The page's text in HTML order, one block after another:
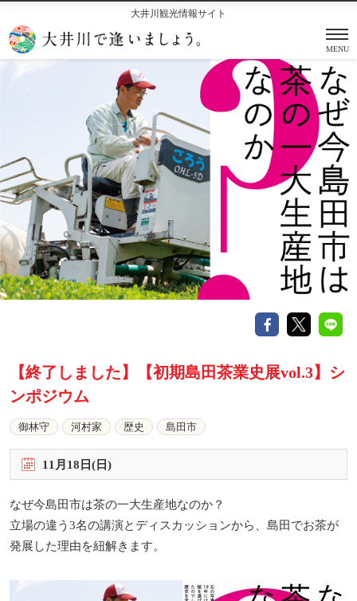
大井川観光情報サイト
MENU
【終了しました】【初期島田茶業史展vol.3】シ
ンポジウム
御林守 河村家 歴史 島田市
11 月 18 日(日)
なぜ今島田市は茶の一大生産地なのか？
立場の違う3名の講演とディスカッションから、島田でお茶が
発展した理由を紐解きます。